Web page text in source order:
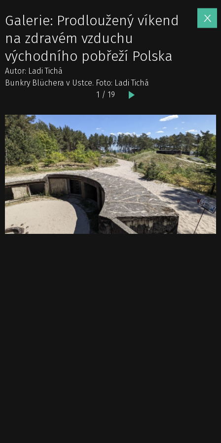
Galerie: Prodloužený víkend
na zdravém vzduchu
východního pobřeží Polska
Autor: Ladi Tichá
Bunkry Blüchera v Ustce. Foto: Ladi Tichá
1 / 19